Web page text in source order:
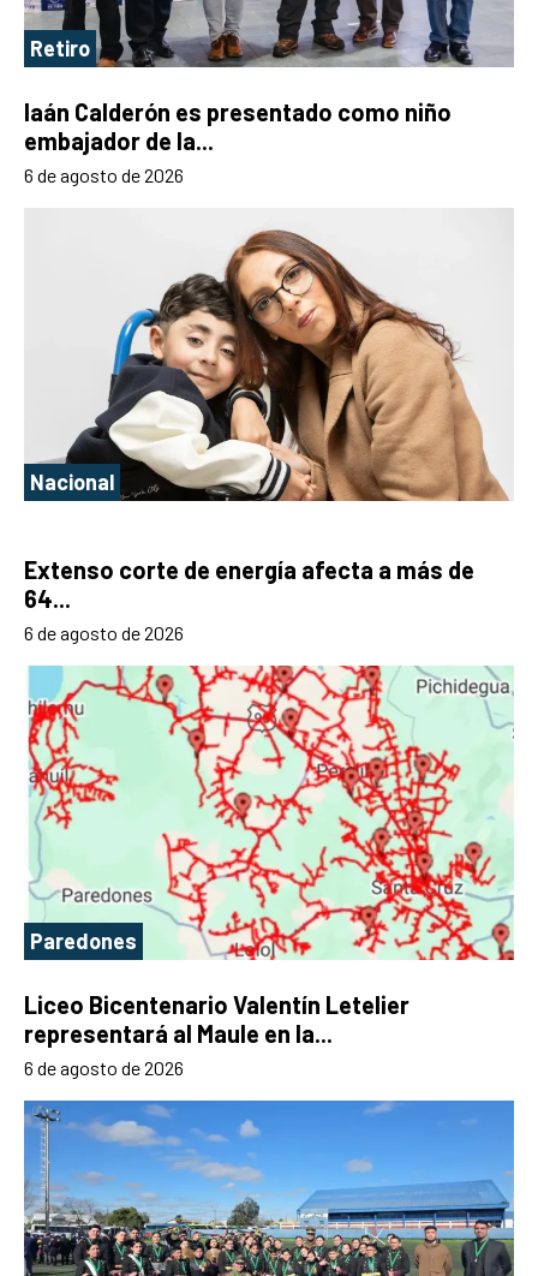
Retiro
Iaán Calderón es presentado como niño
embajador de la...
6 de agosto de 2026
Nacional
Extenso corte de energía afecta a más de
64...
6 de agosto de 2026
Paredones
Liceo Bicentenario Valentín Letelier
representará al Maule en la...
6 de agosto de 2026